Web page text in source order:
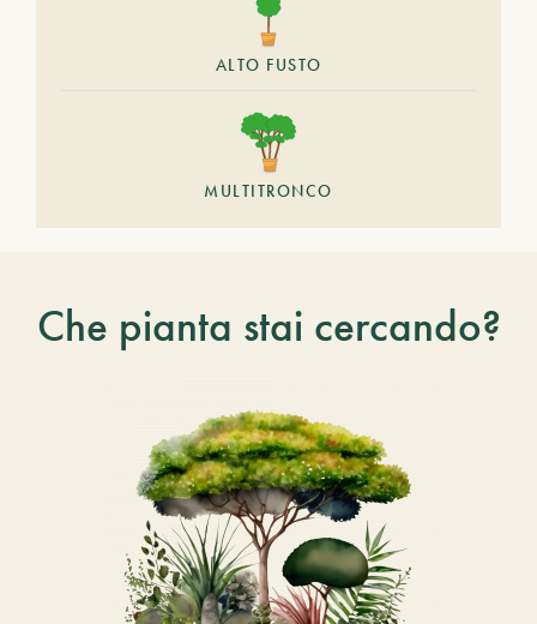
ALTO FUSTO
MULTITRONCO
Che pianta stai cercando?